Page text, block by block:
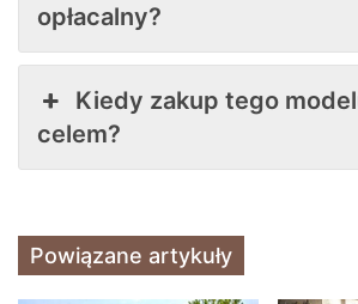
opłacalny?
Kiedy zakup tego
celem?
Powiązane artykuły